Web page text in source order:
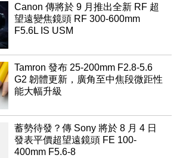
Canon 傳將於 9 月推出全新 RF 超
望遠變焦鏡頭 RF 300-600mm
F5.6L IS USM
Tamron 發布 25-200mm F2.8-5.6
G2 韌體更新，廣角至中焦段微距性
能大幅升級
蓄勢待發？傳 Sony 將於 8 月 4 日
發表平價超望遠鏡頭 FE 100-
400mm F5.6-8